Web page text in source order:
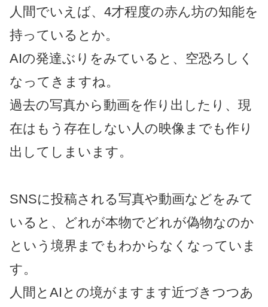
人間でいえば、4才程度の赤ん坊の知能を
持っているとか。
AIの発達ぶりをみていると、空恐ろしく
なってきますね。
過去の写真から動画を作り出したり、現
在はもう存在しない人の映像までも作り
出してしまいます。
SNSに投稿される写真や動画などをみて
いると、どれが本物でどれが偽物なのか
という境界までもわからなくなっていま
す。
人間とAIとの境がますます近づきつつあ